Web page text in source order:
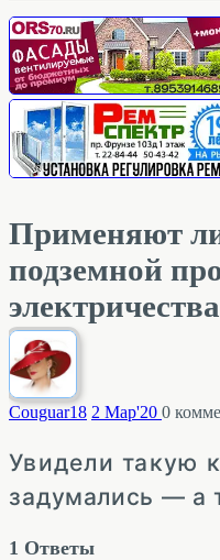
Применяют
подземной
Couguar18 2 Мар'20 0
Увидели такую
задумались — а
1 Ответы